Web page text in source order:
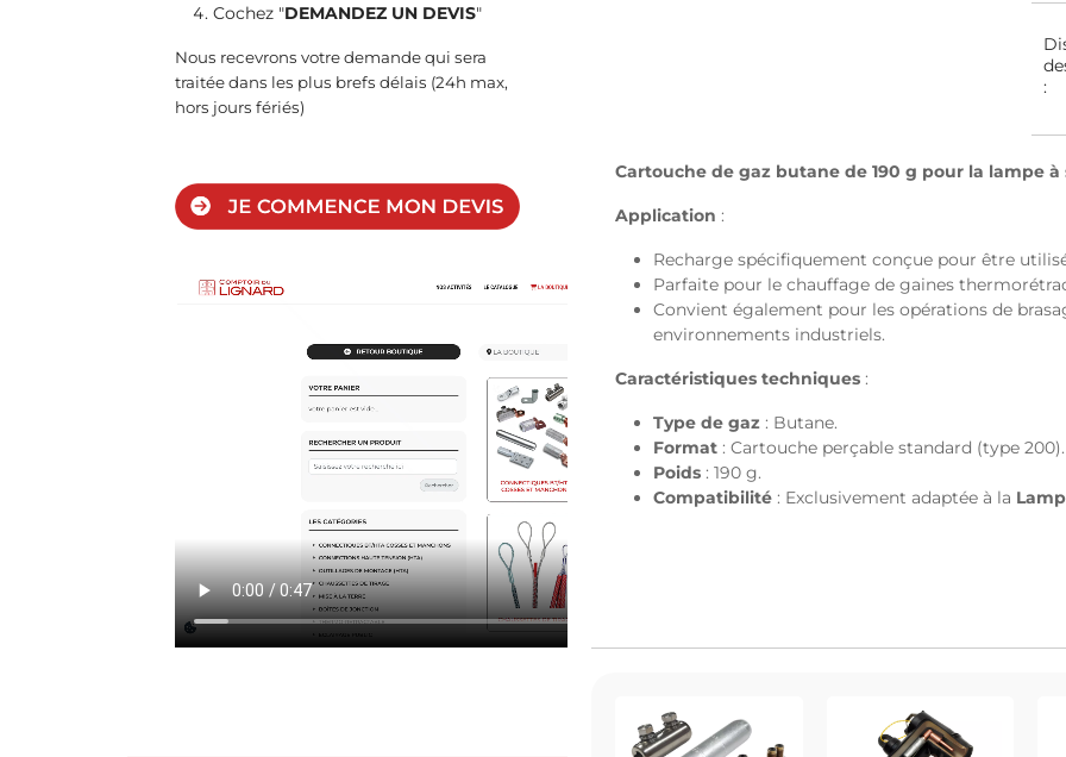
Cochez "DEMANDEZ UN DEVIS"
Nous recevrons votre demande qui sera
traitée dans les plus brefs délais (24h max,
hors jours fériés)
:
Cartouche de gaz butane de 190 g pour la lampe
Application :
Recharge spécifiquement conçue pour être
Parfaite pour le chauffage de gaines
Convient également pour les opérations de
environnements industriels.
Caractéristiques techniques :
Type de gaz : Butane.
Format : Cartouche perçable standard (type 200).
Poids : 190 g.
Compatibilité : Exclusivement adaptée à la